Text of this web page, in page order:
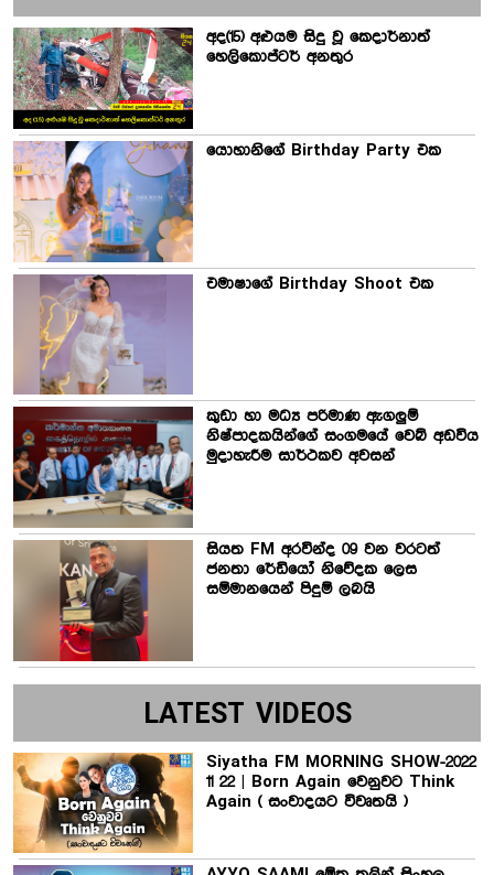
අද(15) අළුයම සිදු වූ කෙදාර්නාත්
හෙලිකොප්ටර් අනතුර
යොහානිගේ Birthday Party එක
එමාෂාගේ Birthday Shoot එක
කුඩා හා මධ්‍ය පරිමාණ ඇගලුම්
නිෂ්පාදකයින්ගේ සංගමයේ වෙබ් අඩවිය
මුදාහැරීම සාර්ථකව අවසන්
සියත FM අරවින්ද 09 වන වරටත්
ජනතා රේඩියෝ නිවේදක ලෙස
සම්මානයෙන් පිදුම් ලබයි
LATEST VIDEOS
Siyatha FM MORNING SHOW-2022
11 22 | Born Again වෙනුවට Think
Again ( සංවාදයට විවෘතයි )